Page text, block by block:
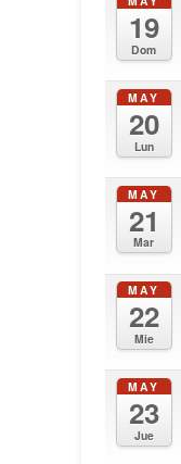
19
Dom
MAY
20
Lun
MAY
21
Mar
MAY
22
Mie
MAY
23
Jue